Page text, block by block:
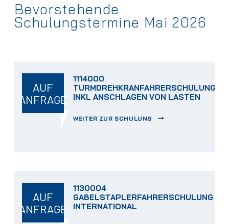
Bevorstehende
Schulungstermine Mai 2026
AUF
ANFRAGE
1114000
TURMDREHKRANFAHRERSCHULUNG
INKL ANSCHLAGEN VON LASTEN
WEITER ZUR SCHULUNG
AUF
ANFRAGE
1130004
GABELSTAPLERFAHRERSCHULUNG
INTERNATIONAL